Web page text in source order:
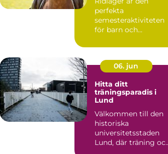
perfekta
semesteraktiviteten
för barn och
drömmer o...
06. jun
Hitta ditt
träningsparadis i
Lund
Välkommen till den
historiska
universitetsstaden
Lund, där träning